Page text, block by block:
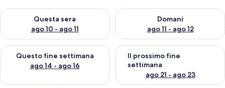
Questa sera
ago 10 - ago 11
Verifica la disponibilità per questa sera, ago 10 - ago 11
Domani
ago 11 - ago 12
Verifica la disponibilità per
Questo fine settimana
ago 14 - ago 16
Verifica la disponibilità per questo fine settimana, ago 14 -
Il prossimo fine
settimana
ago 21 - ago 23
Verifica la disponibilità per il